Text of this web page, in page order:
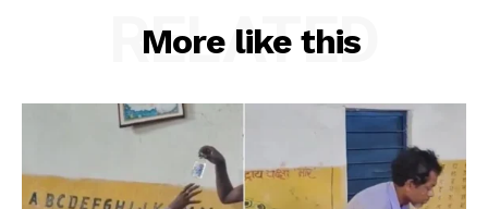
More like this
RELATED